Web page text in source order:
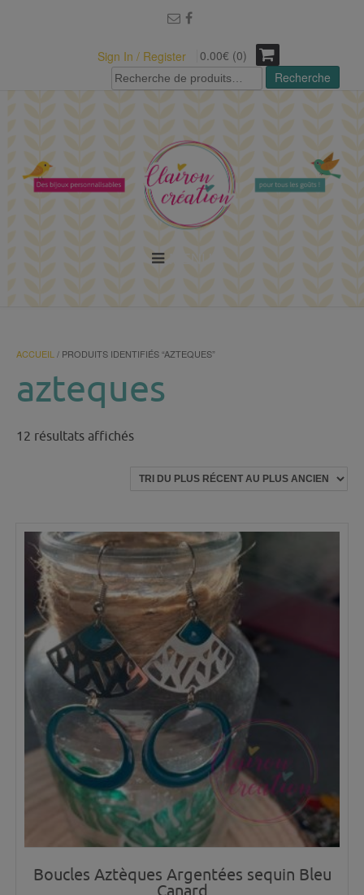
Sign In / Register
0.00€ (0)
Recherche
pour :
Recherche
ACCUEIL / PRODUITS IDENTIFIÉS “AZTEQUES”
azteques
12 résultats affichésTrié
plus
plus
ancien
Boucles Aztèques Argentées sequin Bleu
Canard